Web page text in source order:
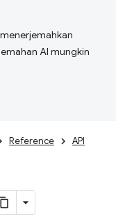
AI mungkin
Reference API